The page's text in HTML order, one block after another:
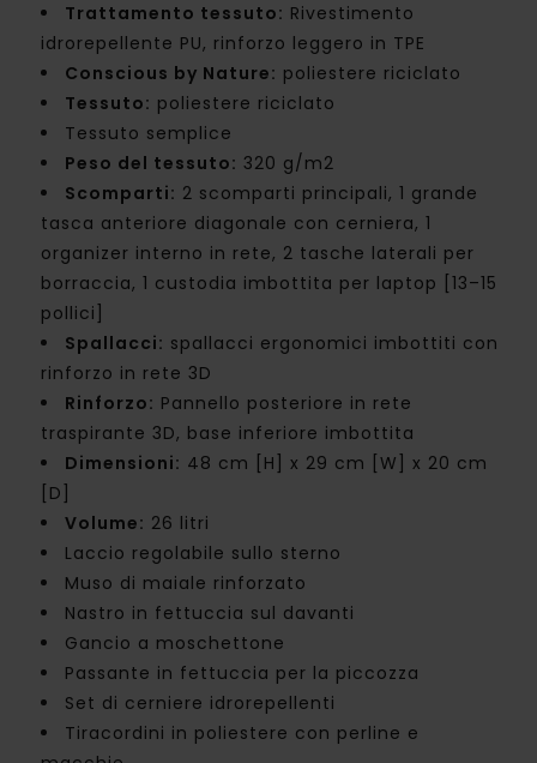
Trattamento tessuto: Rivestimento
idrorepellente PU, rinforzo leggero in TPE
Conscious by Nature: poliestere riciclato
Tessuto: poliestere riciclato
Tessuto semplice
Peso del tessuto: 320 g/m2
Scomparti: 2 scomparti principali, 1 grande
tasca anteriore diagonale con cerniera, 1
organizer interno in rete, 2 tasche laterali per
borraccia, 1 custodia imbottita per laptop [13–15
pollici]
Spallacci: spallacci ergonomici imbottiti con
rinforzo in rete 3D
Rinforzo: Pannello posteriore in rete
traspirante 3D, base inferiore imbottita
Dimensioni: 48 cm [H] x 29 cm [W] x 20 cm
[D]
Volume: 26 litri
Laccio regolabile sullo sterno
Muso di maiale rinforzato
Nastro in fettuccia sul davanti
Gancio a moschettone
Passante in fettuccia per la piccozza
Set di cerniere idrorepellenti
Tiracordini in poliestere con perline e